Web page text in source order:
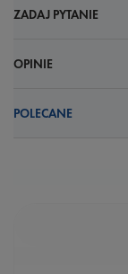
ZADAJ PYTANIE
OPINIE
POLECANE